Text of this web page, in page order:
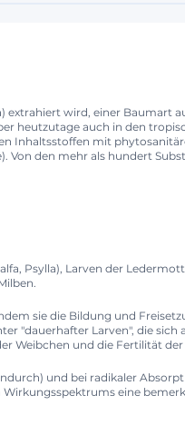
extrahiert wird, einer Baumart
heutzutage auch in den
Inhaltsstoffen mit
Von den mehr als hundert
Psylla), Larven der
sie die Bildung und
"dauerhafter Larven", die
Weibchen und die Fertilität der
und bei radikaler
eine